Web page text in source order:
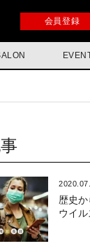
会員登録
歴史
ウイ